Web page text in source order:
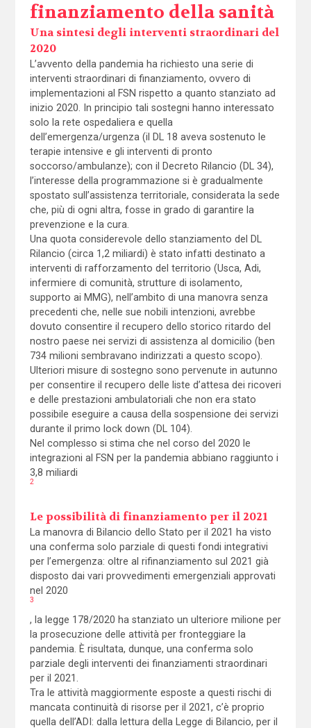
finanziamento della sanità
Una sintesi degli interventi straordinari del
2020
L’avvento della pandemia ha richiesto una serie di
interventi straordinari di finanziamento, ovvero di
implementazioni al FSN rispetto a quanto stanziato ad
inizio 2020. In principio tali sostegni hanno interessato
solo la rete ospedaliera e quella
dell’emergenza/urgenza (il DL 18 aveva sostenuto le
terapie intensive e gli interventi di pronto
soccorso/ambulanze); con il Decreto Rilancio (DL 34),
l’interesse della programmazione si è gradualmente
spostato sull’assistenza territoriale, considerata la sede
che, più di ogni altra, fosse in grado di garantire la
prevenzione e la cura.
Una quota considerevole dello stanziamento del DL
Rilancio (circa 1,2 miliardi) è stato infatti destinato a
interventi di rafforzamento del territorio (Usca, Adi,
infermiere di comunità, strutture di isolamento,
supporto ai MMG), nell’ambito di una manovra senza
precedenti che, nelle sue nobili intenzioni, avrebbe
dovuto consentire il recupero dello storico ritardo del
nostro paese nei servizi di assistenza al domicilio (ben
734 milioni sembravano indirizzati a questo scopo).
Ulteriori misure di sostegno sono pervenute in autunno
per consentire il recupero delle liste d’attesa dei ricoveri
e delle prestazioni ambulatoriali che non era stato
possibile eseguire a causa della sospensione dei servizi
durante il primo lock down (DL 104).
Nel complesso si stima che nel corso del 2020 le
integrazioni al FSN per la pandemia abbiano raggiunto i
3,8 miliardi
2
Le possibilità di finanziamento per il 2021
La manovra di Bilancio dello Stato per il 2021 ha visto
una conferma solo parziale di questi fondi integrativi
per l’emergenza: oltre al rifinanziamento sul 2021 già
disposto dai vari provvedimenti emergenziali approvati
nel 2020
3
, la legge 178/2020 ha stanziato un ulteriore milione per
la prosecuzione delle attività per fronteggiare la
pandemia. È risultata, dunque, una conferma solo
parziale degli interventi dei finanziamenti straordinari
per il 2021.
Tra le attività maggiormente esposte a questi rischi di
mancata continuità di risorse per il 2021, c’è proprio
quella dell’ADI: dalla lettura della Legge di Bilancio, per il